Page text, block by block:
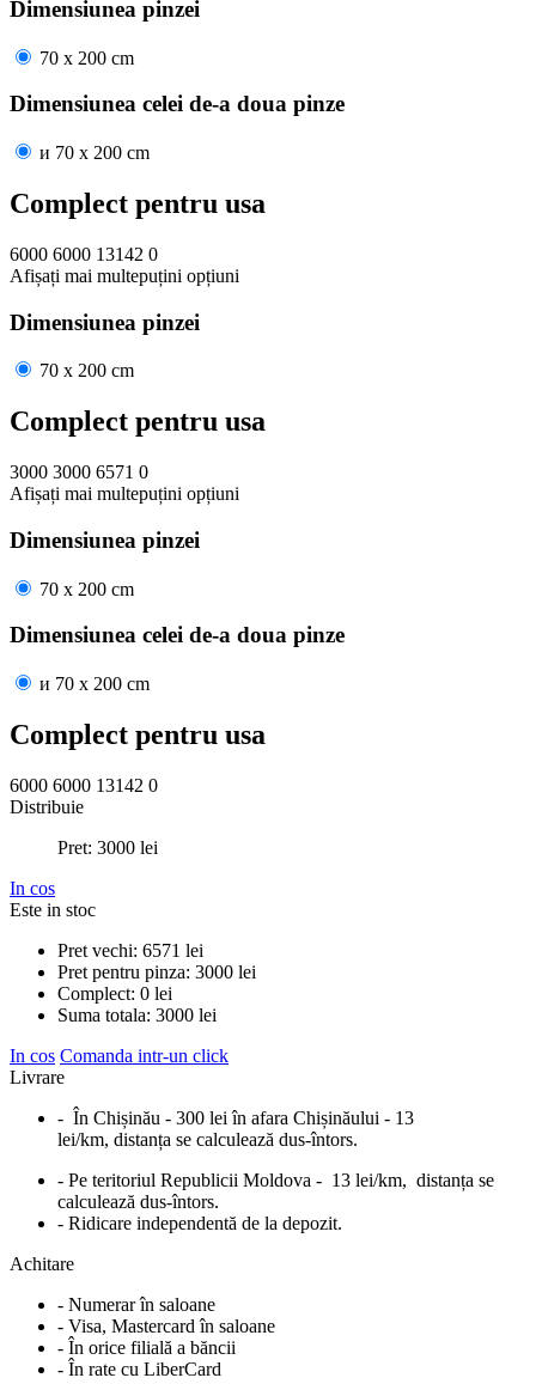
Dimensiunea pinzei
70 x 200 cm
Dimensiunea celei de-a doua pinze
и 70 x 200 cm
Complect pentru usa
6000 6000 13142 0
Afișați mai multepuțini opțiuni
Dimensiunea pinzei
70 x 200 cm
Complect pentru usa
3000 3000 6571 0
Afișați mai multepuțini opțiuni
Dimensiunea pinzei
70 x 200 cm
Dimensiunea celei de-a doua pinze
и 70 x 200 cm
Complect pentru usa
6000 6000 13142 0
Distribuie
Pret: 3000 lei
In cos
Este in stoc
Pret vechi: 6571 lei
Pret pentru pinza: 3000 lei
Complect: 0 lei
Suma totala: 3000 lei
In cos Comanda intr-un click
Livrare
- În Chișinău - 300 lei în afara Chișinăului - 13
lei/km, distanța se calculează dus-întors.
- Pe teritoriul Republicii Moldova - 13 lei/km, distanța se
calculează dus-întors.
- Ridicare independentă de la depozit.
Achitare
- Numerar în saloane
- Visa, Mastercard în saloane
- În orice filială a băncii
- În rate cu LiberCard